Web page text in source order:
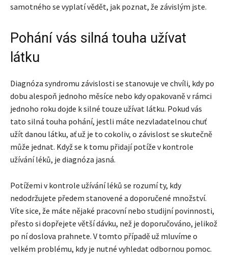
samotného se vyplatí vědět, jak poznat, že závislým jste.
Pohání vás silná touha užívat
látku
Diagnóza syndromu závislosti se stanovuje ve chvíli, kdy po
dobu alespoň jednoho měsíce nebo kdy opakovaně v rámci
jednoho roku dojde k silné touze užívat látku. Pokud vás
tato silná touha pohání, jestli máte nezvladatelnou chuť
užít danou látku, ať už je to cokoliv, o závislost se skutečně
může jednat. Když se k tomu přidají potíže v kontrole
užívání léků, je diagnóza jasná.
Potížemi v kontrole užívání léků se rozumí ty, kdy
nedodržujete předem stanovené a doporučené množství.
Víte sice, že máte nějaké pracovní nebo studijní povinnosti,
přesto si dopřejete větší dávku, než je doporučováno, jelikož
po ní doslova prahnete. V tomto případě už mluvíme o
velkém problému, kdy je nutné vyhledat odbornou pomoc.